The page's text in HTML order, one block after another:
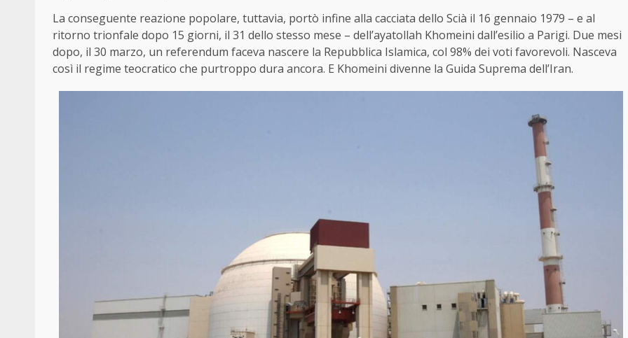
La conseguente reazione popolare, tuttavia, portò infine alla cacciata dello Scià il 16 gennaio 1979 – e al
ritorno trionfale dopo 15 giorni, il 31 dello stesso mese – dell’ayatollah Khomeini dall’esilio a Parigi. Due mesi
dopo, il 30 marzo, un referendum faceva nascere la Repubblica Islamica, col 98% dei voti favorevoli. Nasceva
così il regime teocratico che purtroppo dura ancora. E Khomeini divenne la Guida Suprema dell’Iran.